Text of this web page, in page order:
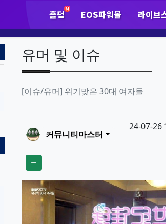
홀덤 EOS파워볼
하위분류
라이브